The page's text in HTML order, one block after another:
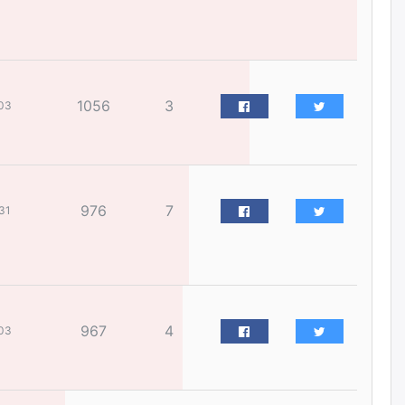
өчигдѳр
Үндсэн хууль зөрчсөн
хариуцлага тооцох вэ?
I хорооллын арын замыг
сэтэлгээ хийнэ
1056 3
976 7
967 4